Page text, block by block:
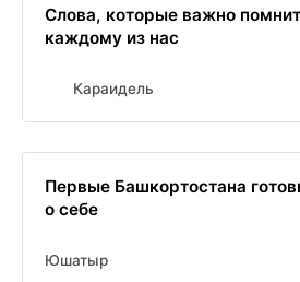
Слова, которые важно
каждому из нас
Караидель
Первые Башкортостана
о себе
Юшатыр